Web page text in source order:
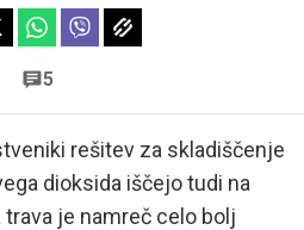
5
rešitev za skladiščenje
dioksida iščejo tudi na
je namreč celo bolj